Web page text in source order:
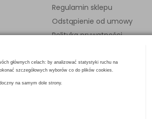
głównych celach: by analizować statystyki ruchu na
szczegółowych wyborów co do plików cookies.
na samym dole strony.
Regulamin sklepu
Odstąpienie od umowy
Polityka prywatności